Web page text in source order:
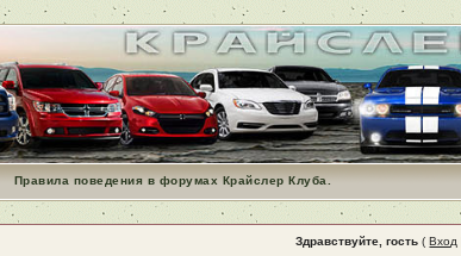
Правила поведения в форумах Крайслер Клуба.
Здравствуйте, гость (Вход